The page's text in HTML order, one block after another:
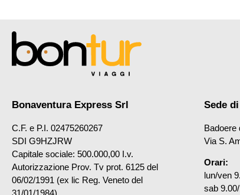
Bonaventura Express Srl
C.F. e P.I. 02475260267
SDI G9HZJRW
Capitale sociale: 500.000,00 I.v.
Autorizzazione Prov. Tv prot. 6125 del
06/02/1991 (ex lic Reg. Veneto del
31/01/1984)
Sede
Badoere
Via S.
Orari:
lun/ven
sab